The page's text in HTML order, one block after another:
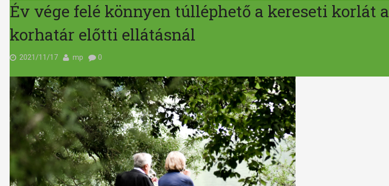
Év vége felé könnyen túlléphető a kereseti korlát a
korhatár előtti ellátásnál
2021/11/17 mp 0